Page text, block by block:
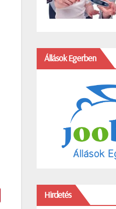
Állások Egerben
Hirdetés